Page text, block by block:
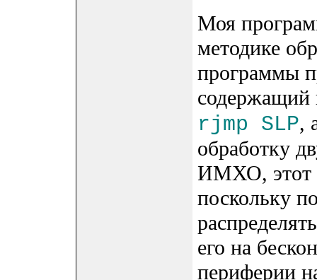
Моя
методике
программы
содержащий
rjmp SLP,
обработку
ИМХО, этот
поскольку
его на
периферии